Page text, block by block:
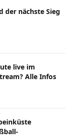
der nächste Sieg
live im
Alle Infos